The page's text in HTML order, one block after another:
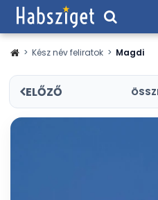
> Kész név feliratok > Magdi
ELŐZŐ